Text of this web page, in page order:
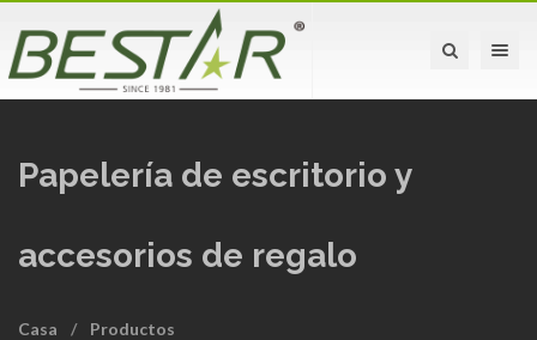
Toggle
Papelería de escritorio y
accesorios de regalo
Casa
Productos